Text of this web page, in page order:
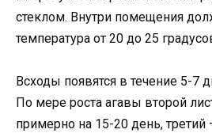
стеклом. Внутри помещения
температура от 20 до 25
Всходы появятся в течение 5-7
По мере роста агавы второй
примерно на 15-20 день,